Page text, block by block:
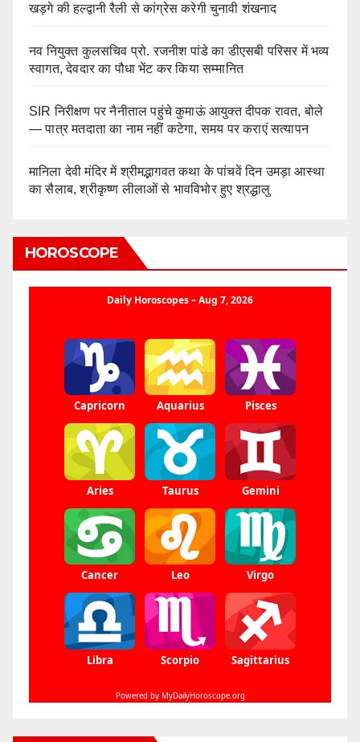
खड़गे की हल्द्वानी रैली से कांग्रेस करेगी चुनावी शंखनाद
नव नियुक्त कुलसचिव प्रो. रजनीश पांडे का डीएसबी परिसर में भव्य
स्वागत, देवदार का पौधा भेंट कर किया सम्मानित
SIR निरीक्षण पर नैनीताल पहुंचे कुमाऊं आयुक्त दीपक रावत, बोले
— पात्र मतदाता का नाम नहीं कटेगा, समय पर कराएं सत्यापन
मानिला देवी मंदिर में श्रीमद्भागवत कथा के पांचवें दिन उमड़ा आस्था
का सैलाब, श्रीकृष्ण लीलाओं से भावविभोर हुए श्रद्धालु
HOROSCOPE